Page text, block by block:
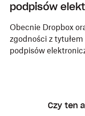
podpisów
Obecnie Dropbox
zgodności z tytułem
podpisów
Czy ten